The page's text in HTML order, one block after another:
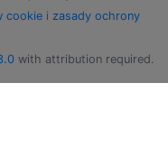
cookie i zasady ochrony
with attribution required.